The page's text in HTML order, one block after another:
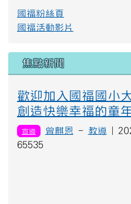
國福粉絲頁
國福活動影片
焦點新聞
歡迎加入國福國小
創造快樂幸福的童年
宣導 曾麒恩 - 教導 |
65535